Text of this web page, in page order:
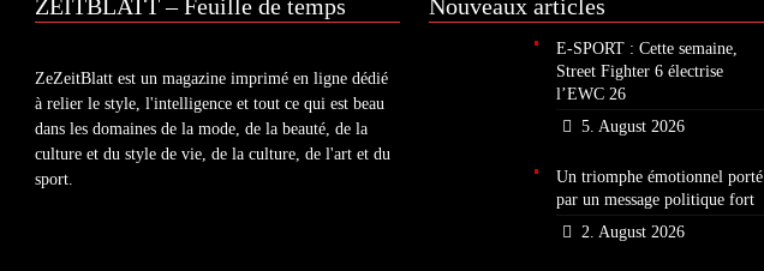
ZEITBLATT – Feuille de temps
ZeZeitBlatt est un magazine imprimé en ligne dédié
à relier le style, l'intelligence et tout ce qui est beau
dans les domaines de la mode, de la beauté, de la
culture et du style de vie, de la culture, de l'art et du
sport.
Nouveaux articles
E-SPORT : Cette semaine,
Street Fighter 6 électrise
l’EWC 26
5. August 2026
Un triomphe émotionnel porté
par un message politique fort
2. August 2026